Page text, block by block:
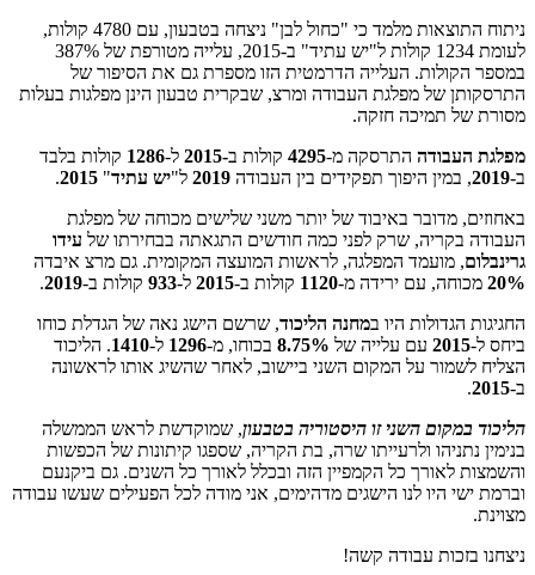
ניתוח התוצאות מלמד כי "כחול לבן" ניצחה בטבעון, עם 4780 קולות,
לעומת 1234 קולות ל"יש עתיד" ב-2015, עלייה מטורפת של 387%
במספר הקולות. העלייה הדרמטית הזו מספרת גם את הסיפור של
התרסקותן של מפלגת העבודה ומרצ, שבקרית טבעון הינן מפלגות בעלות
מסורת של תמיכה חזקה.
מפלגת העבודה התרסקה מ-4295 קולות ב-2015 ל-1286 קולות בלבד
ב-2019, במין היפוך תפקידים בין העבודה ל"יש עתיד"
2015
.
באחוזים, מדובר באיבוד של יותר משני שלישים מכוחה של מפלגת
העבודה בקריה, שרק לפני כמה חודשים התגאתה בבחירתו של עידו
גרינבלום, מועמד המפלגה, לראשות המועצה המקומית. גם מרצ איבדה
20% מכוחה, עם ירידה מ-1120 קולות ב-2015 ל-933 קולות ב-2019
.
החגיגות הגדולות היו במחנה הליכוד, שרשם הישג נאה של הגדלת כוחו
ביחס ל-2015 עם עלייה של 8.75% בכוחו, מ-1296 ל-1410. הליכוד
הצליח לשמור על המקום השני ביישוב, לאחר שהשיג אותו לראשונה
ב-2015
.
הליכוד במקום השני זו היסטוריה בטבעון, שמוקדשת לראש הממשלה
בנימין נתניהו ולרעייתו שרה, בת הקריה, שספגו קיתונות של הכפשות
והשמצות לאורך כל הקמפיין הזה ובכלל לאורך כל השנים. גם ביקנעם
וברמת ישי היו לנו הישגים מדהימים, אני מודה לכל הפעילים שעשו עבודה
מצוינת.
ניצחנו בזכות עבודה קשה!